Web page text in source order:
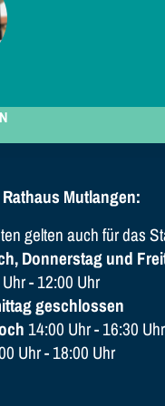
Mutlangen:
gelten auch für das
Donnerstag und
- 12:00 Uhr
geschlossen
14:00 Uhr - 16:30 Uhr
Uhr - 18:00 Uhr